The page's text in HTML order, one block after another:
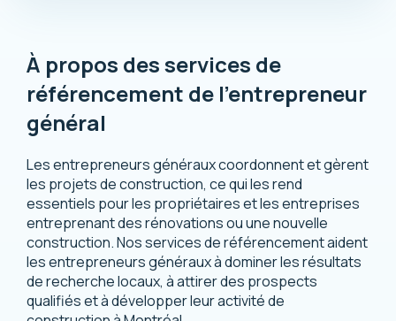
À propos des services de
référencement de l'entrepreneur
général
Les entrepreneurs généraux coordonnent et gèrent
les projets de construction, ce qui les rend
essentiels pour les propriétaires et les entreprises
entreprenant des rénovations ou une nouvelle
construction. Nos services de référencement aident
les entrepreneurs généraux à dominer les résultats
de recherche locaux, à attirer des prospects
qualifiés et à développer leur activité de